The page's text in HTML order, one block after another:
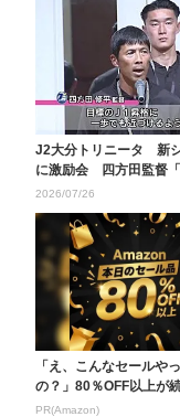
J2大分トリニータ 新
に激励会 四方田監督
一歩でも近づける...
2026/07/26
「え、こんなセールや
の？」80％OFF以上が
Amazonの本気が...
PR(Amazon)